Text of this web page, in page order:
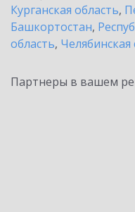
Курганская область,
Башкортостан,
область, Челябинская
Партнеры в вашем